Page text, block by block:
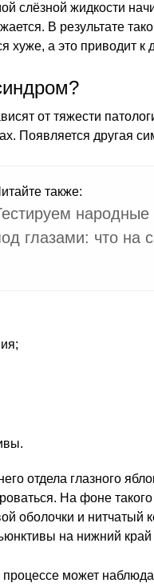
слёзной жидкости
В результате
хуже, а это приводит к
от тяжести
Появляется другая
также:
народные
глазами: что на
отдела глазного
На фоне
оболочки и нитчатый
на нижний край
может